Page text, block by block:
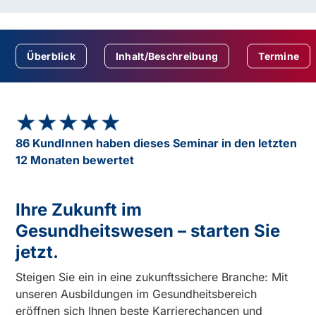
Überblick Inhalt/Beschreibung Termine
★★★★★
★★★★★
86 KundInnen haben dieses Seminar in den letzten
12 Monaten bewertet
Ihre Zukunft im
Gesundheitswesen – starten Sie
jetzt.
Steigen Sie ein in eine zukunftssichere Branche: Mit
unseren Ausbildungen im Gesundheitsbereich
eröffnen sich Ihnen beste Karrierechancen und